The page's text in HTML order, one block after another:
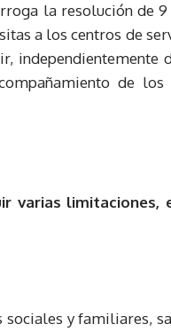
la resolución de
a los centros de
independientemente
de los
varias limitaciones,
y familiares,